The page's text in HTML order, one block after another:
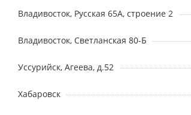
Владивосток, Русская 65А, строение 2
Владивосток, Светланская 80-Б
Уссурийск, Агеева, д.52
Хабаровск